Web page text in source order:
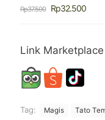
Rp37.500
Harga
adalah:
Rp32.500Harga
ini
Link Marketplace
Tag: Magis Tato